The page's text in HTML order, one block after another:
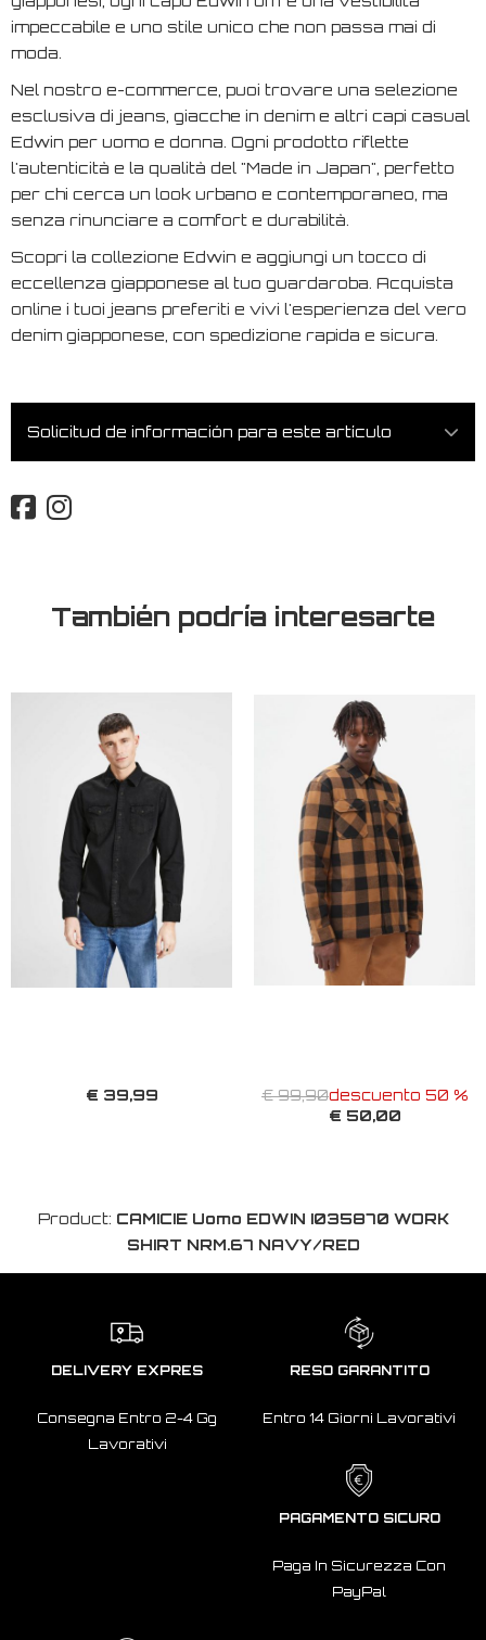
impeccabile e uno stile unico che non passa mai di
moda.
Nel nostro e-commerce, puoi trovare una selezione
esclusiva di jeans, giacche in denim e altri capi casual
Edwin per uomo e donna. Ogni prodotto riflette
l'autenticità e la qualità del "Made in Japan", perfetto
per chi cerca un look urbano e contemporaneo, ma
senza rinunciare a comfort e durabilità.
Scopri la collezione Edwin e aggiungi un tocco di
eccellenza giapponese al tuo guardaroba. Acquista
online i tuoi jeans preferiti e vivi l'esperienza del vero
denim giapponese, con spedizione rapida e sicura.
Solicitud de información para este artículo
También podría interesarte
€ 39,99 € 99,90descuento 50 %
€ 50,00
Product: CAMICIE Uomo EDWIN I035870 WORK
SHIRT NRM.67 NAVY/RED
DELIVERY EXPRES
Consegna Entro 2-4 Gg
Lavorativi
RESO GARANTITO
Entro 14 Giorni Lavorativi
PAGAMENTO SICURO
Paga In Sicurezza Con
PayPal